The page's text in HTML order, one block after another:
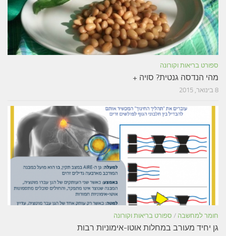
ספורט בריאות וקורונה
מהי הנדסה גנטית? סויה +
8 בינואר, 2015
חומר למחשבה / ספורט בריאות וקורונה
גן יחיד מעורב במחלות אוטו-אימוניות רבות